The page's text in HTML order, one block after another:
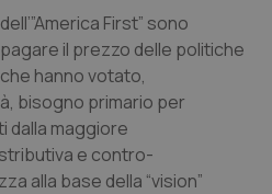
First” sono
il prezzo delle politiche
hanno votato,
bisogno primario per
dalla maggiore
e contro-
alla base della “vision”